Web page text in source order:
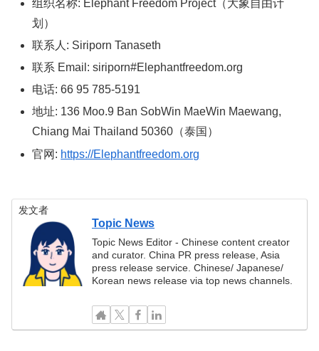
组织名称: Elephant Freedom Project（大象自由计
划）
联系人: Siriporn Tanaseth
联系 Email: siriporn#Elephantfreedom.org
电话: 66 95 785-5191
地址: 136 Moo.9 Ban SobWin MaeWin Maewang,
Chiang Mai Thailand 50360（泰国）
官网: https://Elephantfreedom.org
发文者
Topic News
Topic News Editor - Chinese content creator
and curator. China PR press release, Asia
press release service. Chinese/ Japanese/
Korean news release via top news channels.